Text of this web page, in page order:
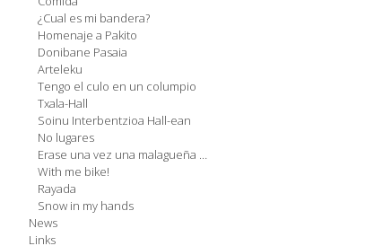
¿Cual es mi bandera?
Homenaje a Pakito
Donibane Pasaia
Arteleku
Tengo el culo en un columpio
Txala-Hall
Soinu Interbentzioa Hall-ean
No lugares
With me bike!
Rayada
Snow in my hands
News
Links